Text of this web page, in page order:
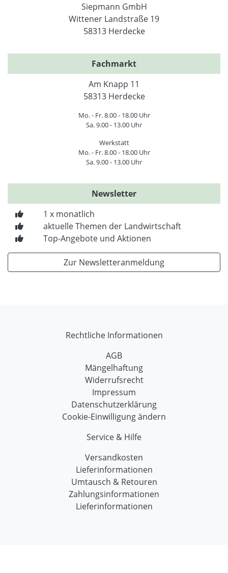
Siepmann GmbH
Wittener Landstraße 19
58313 Herdecke
Fachmarkt
Am Knapp 11
58313 Herdecke
Mo. - Fr. 8.00 - 18.00 Uhr
Sa. 9.00 - 13.00 Uhr
Werkstatt
Mo. - Fr. 8.00 - 18.00 Uhr
Sa. 9.00 - 13.00 Uhr
Newsletter
1 x monatlich
aktuelle Themen der Landwirtschaft
Top-Angebote und Aktionen
Zur Newsletteranmeldung
Rechtliche Informationen
AGB
Mängelhaftung
Widerrufsrecht
Impressum
Datenschutzerklärung
Cookie-Einwilligung ändern
Service & Hilfe
Versandkosten
Lieferinformationen
Umtausch & Retouren
Zahlungsinformationen
Lieferinformationen